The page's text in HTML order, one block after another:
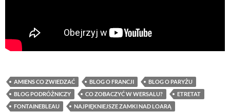
AMIENS CO ZWIEDZAĆ BLOG O FRANCJI
BLOG O PARYŻU
BLOG PODRÓŻNICZY
CO ZOBACZYĆ W WERSALU?
ETRETAT
FONTAINEBLEAU
NAJPIĘKNIEJSZE ZAMKI NAD LOARĄ